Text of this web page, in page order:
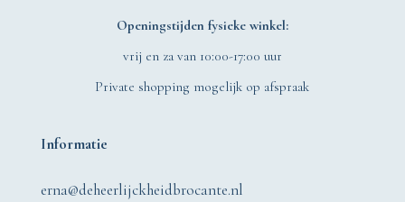
Openingstijden fysieke winkel:
vrij en za van 10:00-17:00 uur
Private shopping mogelijk op afspraak
Informatie
erna@deheerlijckheidbrocante.nl